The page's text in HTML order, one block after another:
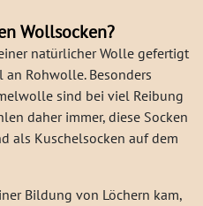
Wollsocken?
natürlicher Wolle gefertigt
Rohwolle. Besonders
sind bei viel Reibung
daher immer, diese Socken
als Kuschelsocken auf dem
Bildung von Löchern kam,